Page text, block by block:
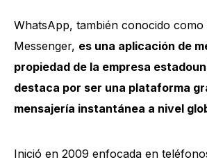
WhatsApp, también conocido como
Messenger, es una aplicación de
propiedad de la empresa
destaca por ser una plataforma
mensajería instantánea a nivel
Inició en 2009 enfocada en